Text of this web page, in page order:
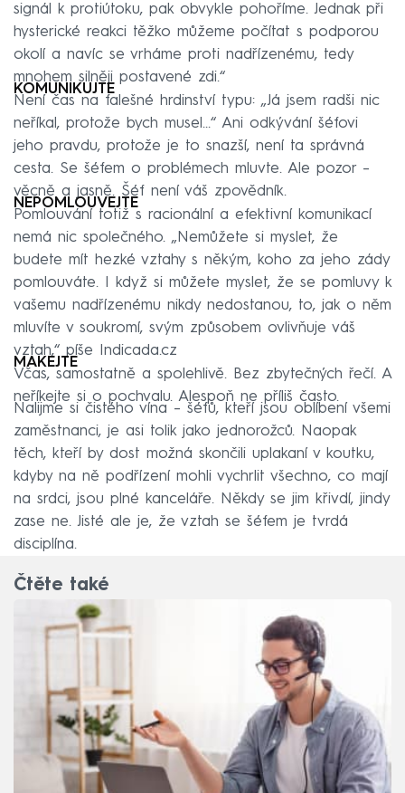
signál k protiútoku, pak obvykle pohoříme. Jednak při
hysterické reakci těžko můžeme počítat s podporou
okolí a navíc se vrháme proti nadřízenému, tedy
mnohem silněji postavené zdi.“
KOMUNIKUJTE
Není čas na falešné hrdinství typu: „Já jsem radši nic
neříkal, protože bych musel…“ Ani odkývání šéfovi
jeho pravdu, protože je to snazší, není ta správná
cesta. Se šéfem o problémech mluvte. Ale pozor –
věcně a jasně. Šéf není váš zpovědník.
NEPOMLOUVEJTE
Pomlouvání totiž s racionální a efektivní komunikací
nemá nic společného. „Nemůžete si myslet, že
budete mít hezké vztahy s někým, koho za jeho zády
pomlouváte. I když si můžete myslet, že se pomluvy k
vašemu nadřízenému nikdy nedostanou, to, jak o něm
mluvíte v soukromí, svým způsobem ovlivňuje váš
vztah,“ píše Indicada.cz
MAKEJTE
Včas, samostatně a spolehlivě. Bez zbytečných řečí. A
neříkejte si o pochvalu. Alespoň ne příliš často.
Nalijme si čistého vína – šéfů, kteří jsou oblíbení všemi
zaměstnanci, je asi tolik jako jednorožců. Naopak
těch, kteří by dost možná skončili uplakaní v koutku,
kdyby na ně podřízení mohli vychrlit všechno, co mají
na srdci, jsou plné kanceláře. Někdy se jim křivdí, jindy
zase ne. Jisté ale je, že vztah se šéfem je tvrdá
disciplína.
Čtěte také